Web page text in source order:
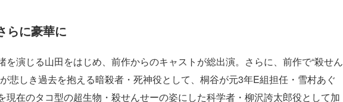
らに豪華に
を演じる山田をはじめ、前作からのキャストが総出演。さらに、前作で“殺せん
悲しき過去を抱える暗殺者・死神役として、桐谷が元3年E組担任・雪村あぐ
現在のタコ型の超生物・殺せんせーの姿にした科学者・柳沢誇太郎役として加